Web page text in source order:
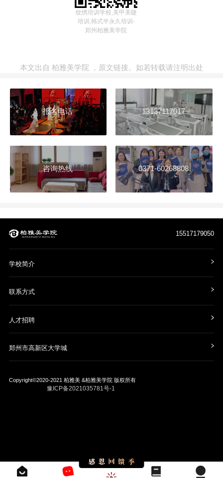
纹绣培训学校,美甲美睫
培训,韩式半永久培训-
郑州柏雅美学院
本文出自 柏雅美学院 ， 原文链接。如若转载请注明出处
报名电话 13137117017
咨询热线 0371-60268808
15517179050
学校简介
联系方式
人才招聘
郑州市高新区大学城
Copyright©2020-2021 柏雅美 &柏雅美学院 版权所有
豫ICP备2021035781号-1